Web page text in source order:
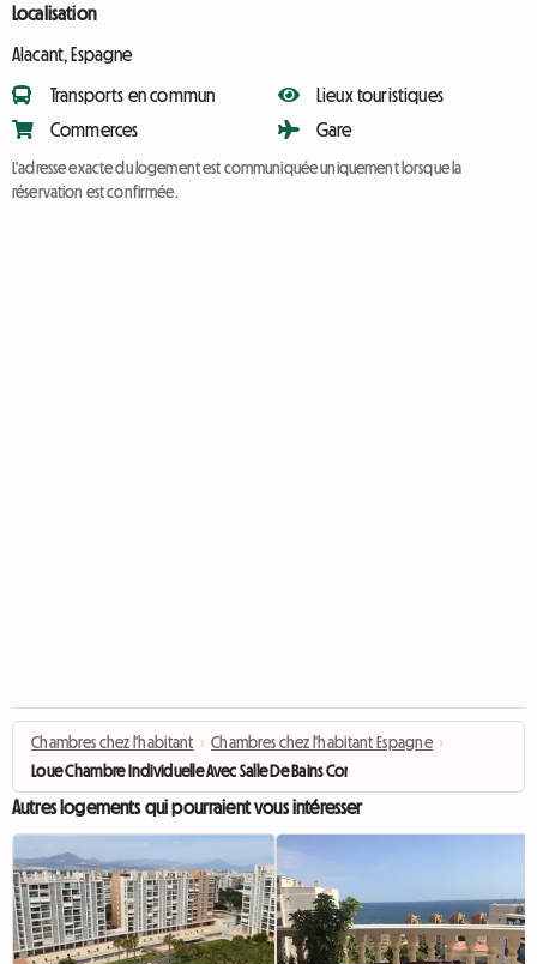
Localisation
Alacant, Espagne
Transports en commun
Commerces
Lieux touristiques
Gare
L'adresse exacte du logement est communiquée uniquement lorsque la
réservation est confirmée.
Chambres chez l'habitant › Chambres chez l'habitant Espagne ›
Loue Chambre Individuelle Avec Salle De Bains Commune
Autres logements qui pourraient vous intéresser